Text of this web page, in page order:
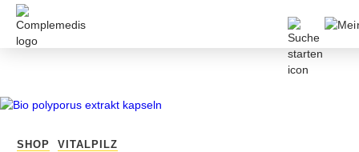
SHOP VITALPILZ